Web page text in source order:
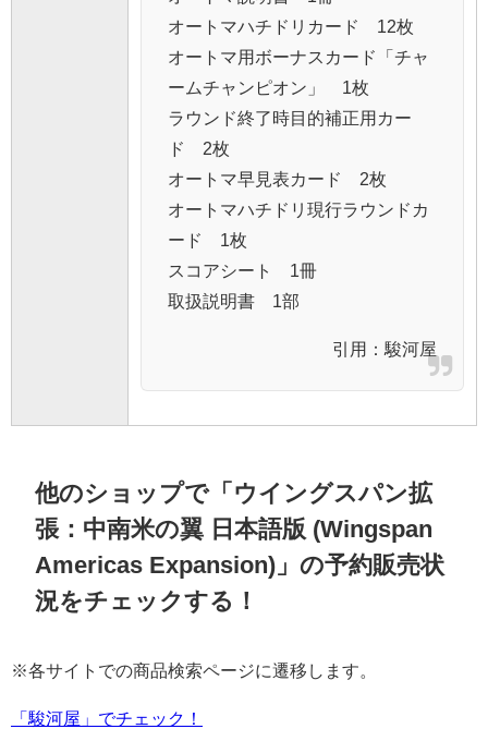
オートマハチドリカード 12枚
オートマ用ボーナスカード「チャ
ームチャンピオン」 1枚
ラウンド終了時目的補正用カー
ド 2枚
オートマ早見表カード 2枚
オートマハチドリ現行ラウンドカ
ード 1枚
スコアシート 1冊
取扱説明書 1部
引用： 駿河屋
他のショップで「ウイングスパン拡
張：中南米の翼 日本語版 (Wingspan
Americas Expansion)」の予約販売状
況をチェックする！
※各サイトでの商品検索ページに遷移します。
「駿河屋」でチェック！